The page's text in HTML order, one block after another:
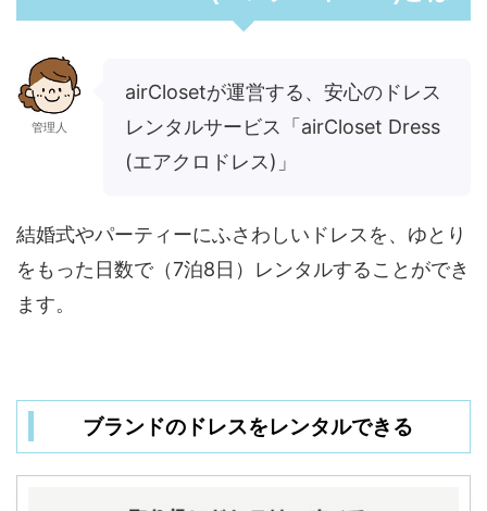
管理人
airClosetが運営する、安心のドレス
レンタルサービス「airCloset Dress
(エアクロドレス)」
結婚式やパーティーにふさわしいドレスを、ゆとり
をもった日数で（7泊8日）レンタルすることができ
ます。
ブランドのドレスをレンタルできる